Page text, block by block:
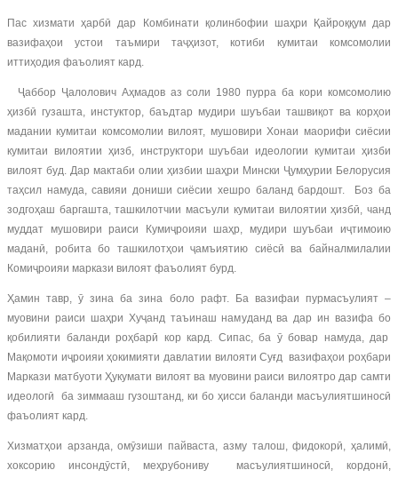
Пас хизмати ҳарбӣ дар Комбинати қолинбофии шаҳри Қайроққум дар
вазифаҳои устои таъмири таҷҳизот, котиби кумитаи комсомолии
иттиҳодия фаъолият кард.
Ҷаббор Ҷалолович Аҳмадов аз соли 1980 пурра ба кори комсомолию
ҳизбӣ гузашта, инстуктор, баъдтар мудири шуъбаи ташвиқот ва корҳои
мадании кумитаи комсомолии вилоят, мушовири Хонаи маорифи сиёсии
кумитаи вилоятии ҳизб, инструктори шуъбаи идеологии кумитаи ҳизби
вилоят буд. Дар мактаби олии ҳизбии шаҳри Мински Ҷумҳурии Белорусия
таҳсил намуда, савияи дониши сиёсии хешро баланд бардошт. Боз ба
зодгоҳаш баргашта, ташкилотчии масъули кумитаи вилоятии ҳизбӣ, чанд
муддат мушовири раиси Кумиҷроияи шаҳр, мудири шуъбаи иҷтимоию
маданӣ, робита бо ташкилотҳои ҷамъиятию сиёсӣ ва байналмилалии
Комиҷроияи маркази вилоят фаъолият бурд.
Ҳамин тавр, ӯ зина ба зина боло рафт. Ба вазифаи пурмасъулият –
муовини раиси шаҳри Хуҷанд таъинаш намуданд ва дар ин вазифа бо
қобилияти баланди роҳбарӣ кор кард. Сипас, ба ӯ бовар намуда, дар
Мақомоти иҷроияи ҳокимияти давлатии вилояти Суғд вазифаҳои роҳбари
Маркази матбуоти Ҳукумати вилоят ва муовини раиси вилоятро дар самти
идеологӣ ба зиммааш гузоштанд, ки бо ҳисси баланди масъулиятшиносӣ
фаъолият кард.
Хизматҳои арзанда, омӯзиши пайваста, азму талош, фидокорӣ, ҳалимӣ,
хоксорию инсондӯстӣ, меҳрубониву масъулиятшиносӣ, кордонӣ,